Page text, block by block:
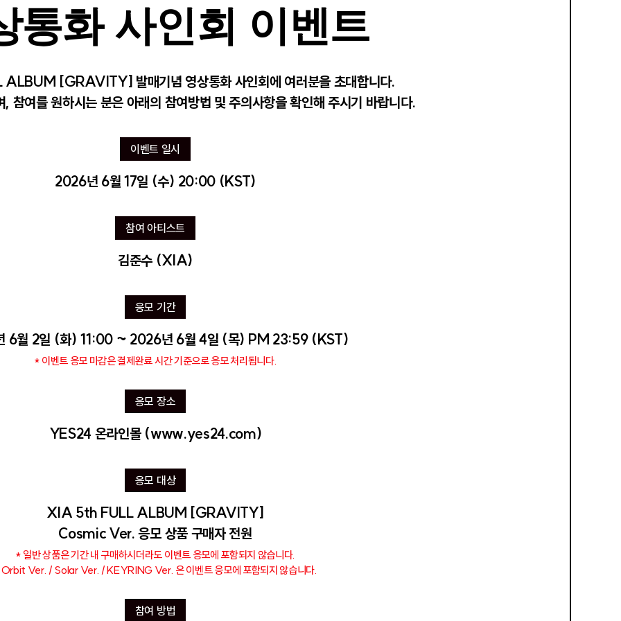
통화 사인회 이벤트
[GRAVITY] 발매기념 영상통화 사인회에 여러분을 초대합니다.
, 참여를 원하시는 분은 아래의 참여방법 및 주의사항을 확인해 주시기 바랍니다.
이벤트 일시
2026년 6월 17일 (수) 20:00 (KST)
참여 아티스트
김준수 (XIA)
응모 기간
6월 2일 (화) 11:00 ~ 2026년 6월 4일 (목) PM 23:59 (KST)
* 이벤트 응모 마감은 결제완료 시간 기준으로 응모 처리됩니다.
응모 장소
YES24 온라인몰 (www.yes24.com)
응모 대상
XIA 5th FULL ALBUM [GRAVITY]
Cosmic Ver. 응모 상품 구매자 전원
* 일반 상품은 기간 내 구매하시더라도 이벤트 응모에 포함되지 않습니다.
Ver. / Solar Ver. / KEYRING Ver. 은 이벤트 응모에 포함되지 않습니다.
참여 방법